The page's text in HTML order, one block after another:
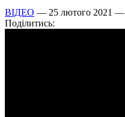
ВІДЕО — 25 лютого 2021 —
Поділитись: